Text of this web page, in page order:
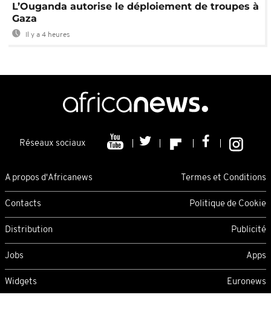
L’Ouganda autorise le déploiement de troupes à
Gaza
Il y a 4 heures
Réseaux sociaux
A propos d'Africanews Termes et Conditions
Contacts Politique de Cookie
Distribution Publicité
Jobs Apps
Widgets Euronews